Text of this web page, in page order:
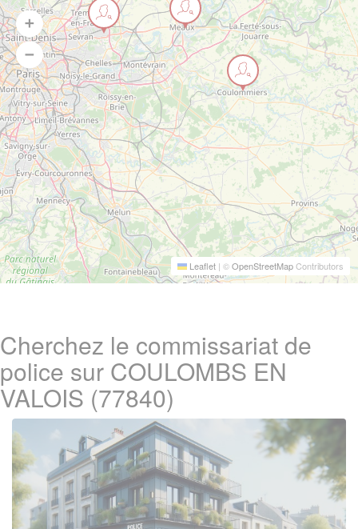
Leaflet | ©OpenStreetMapContributors
Cherchez le commissariat de
police sur COULOMBS EN
VALOIS (77840)